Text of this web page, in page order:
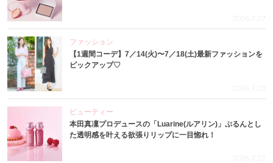
2026.7.27
ファッション
【1週間コーデ】7／14(火)〜7／18(土)最新ファッションを
ピックアップ♡
2026.7.23
ビューティー
本田真凜プロデュースの「Luarine(ルアリン)」ぷるんとし
た透明感を叶える欲張りリップに一目惚れ！
2026.7.22